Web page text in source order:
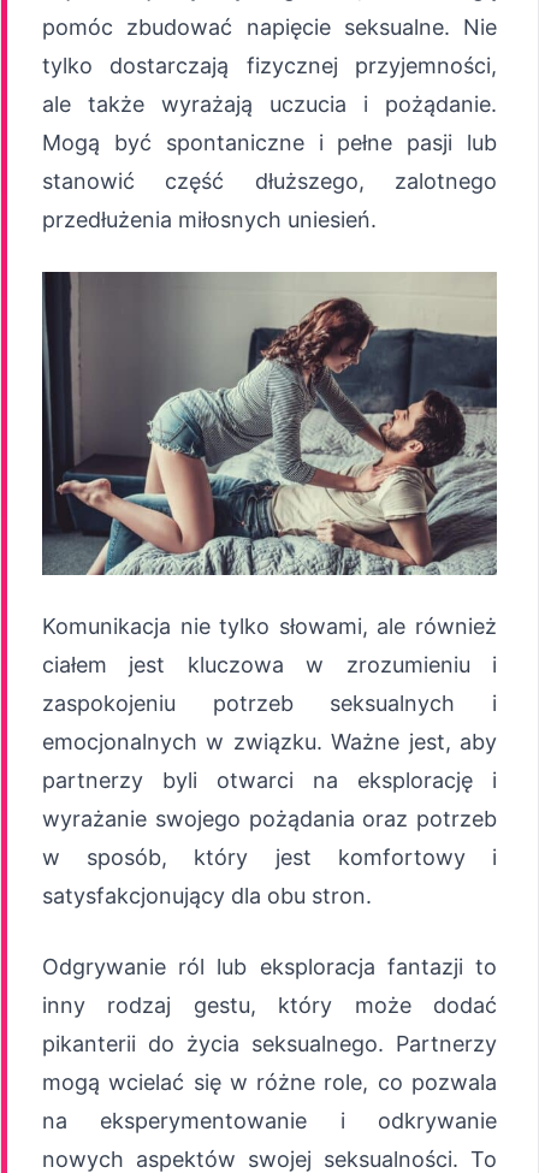
pomóc zbudować napięcie seksualne. Nie
tylko dostarczają fizycznej przyjemności,
ale także wyrażają uczucia i pożądanie.
Mogą być spontaniczne i pełne pasji lub
stanowić część dłuższego, zalotnego
przedłużenia miłosnych uniesień.
Komunikacja nie tylko słowami, ale również
ciałem jest kluczowa w zrozumieniu i
zaspokojeniu potrzeb seksualnych i
emocjonalnych w związku. Ważne jest, aby
partnerzy byli otwarci na eksplorację i
wyrażanie swojego pożądania oraz potrzeb
w sposób, który jest komfortowy i
satysfakcjonujący dla obu stron.
Odgrywanie ról lub eksploracja fantazji to
inny rodzaj gestu, który może dodać
pikanterii do życia seksualnego. Partnerzy
mogą wcielać się w różne role, co pozwala
na eksperymentowanie i odkrywanie
nowych aspektów swojej seksualności. To